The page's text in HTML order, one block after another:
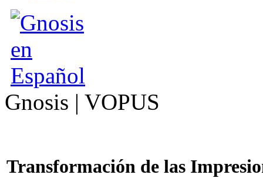
Gnosis | VOPUS
Transformación de las